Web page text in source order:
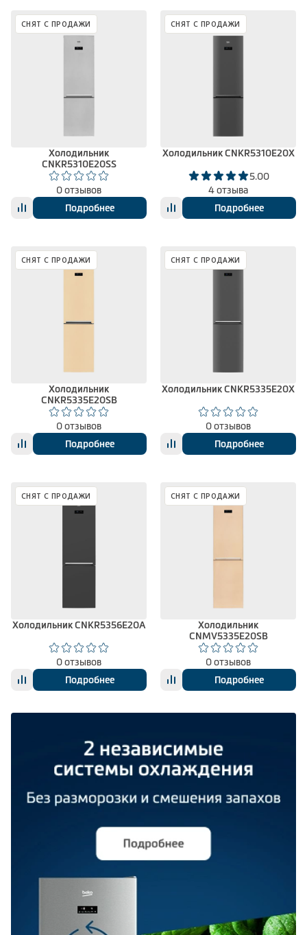
СНЯТ С ПРОДАЖИ
Холодильник
CNKR5310E20SS
0 отзывов
Подробнее
СНЯТ С ПРОДАЖИ
Холодильник CNKR5310E20X
5.00
4 отзыва
Подробнее
СНЯТ С ПРОДАЖИ
Холодильник
CNKR5335E20SB
0 отзывов
Подробнее
СНЯТ С ПРОДАЖИ
Холодильник CNKR5335E20X
0 отзывов
Подробнее
СНЯТ С ПРОДАЖИ
Холодильник CNKR5356E20A
0 отзывов
Подробнее
СНЯТ С ПРОДАЖИ
Холодильник
CNMV5335E20SB
0 отзывов
Подробнее